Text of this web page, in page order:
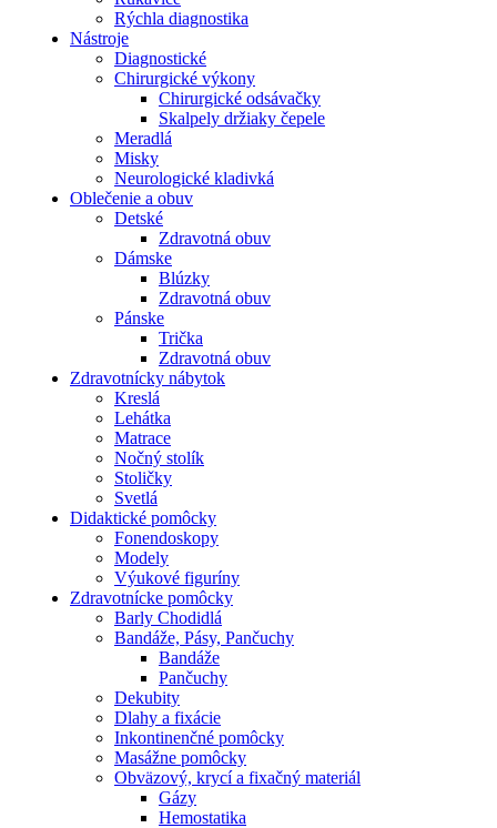
Rýchla diagnostika
Nástroje
Diagnostické
Chirurgické výkony
Chirurgické odsávačky
Skalpely držiaky čepele
Meradlá
Misky
Neurologické kladivká
Oblečenie a obuv
Detské
Zdravotná obuv
Dámske
Blúzky
Zdravotná obuv
Pánske
Trička
Zdravotná obuv
Zdravotnícky nábytok
Kreslá
Lehátka
Matrace
Nočný stolík
Stoličky
Svetlá
Didaktické pomôcky
Fonendoskopy
Modely
Výukové figuríny
Zdravotnícke pomôcky
Barly Chodidlá
Bandáže, Pásy, Pančuchy
Bandáže
Pančuchy
Dekubity
Dlahy a fixácie
Inkontinenčné pomôcky
Masážne pomôcky
Obväzový, krycí a fixačný materiál
Gázy
Hemostatika